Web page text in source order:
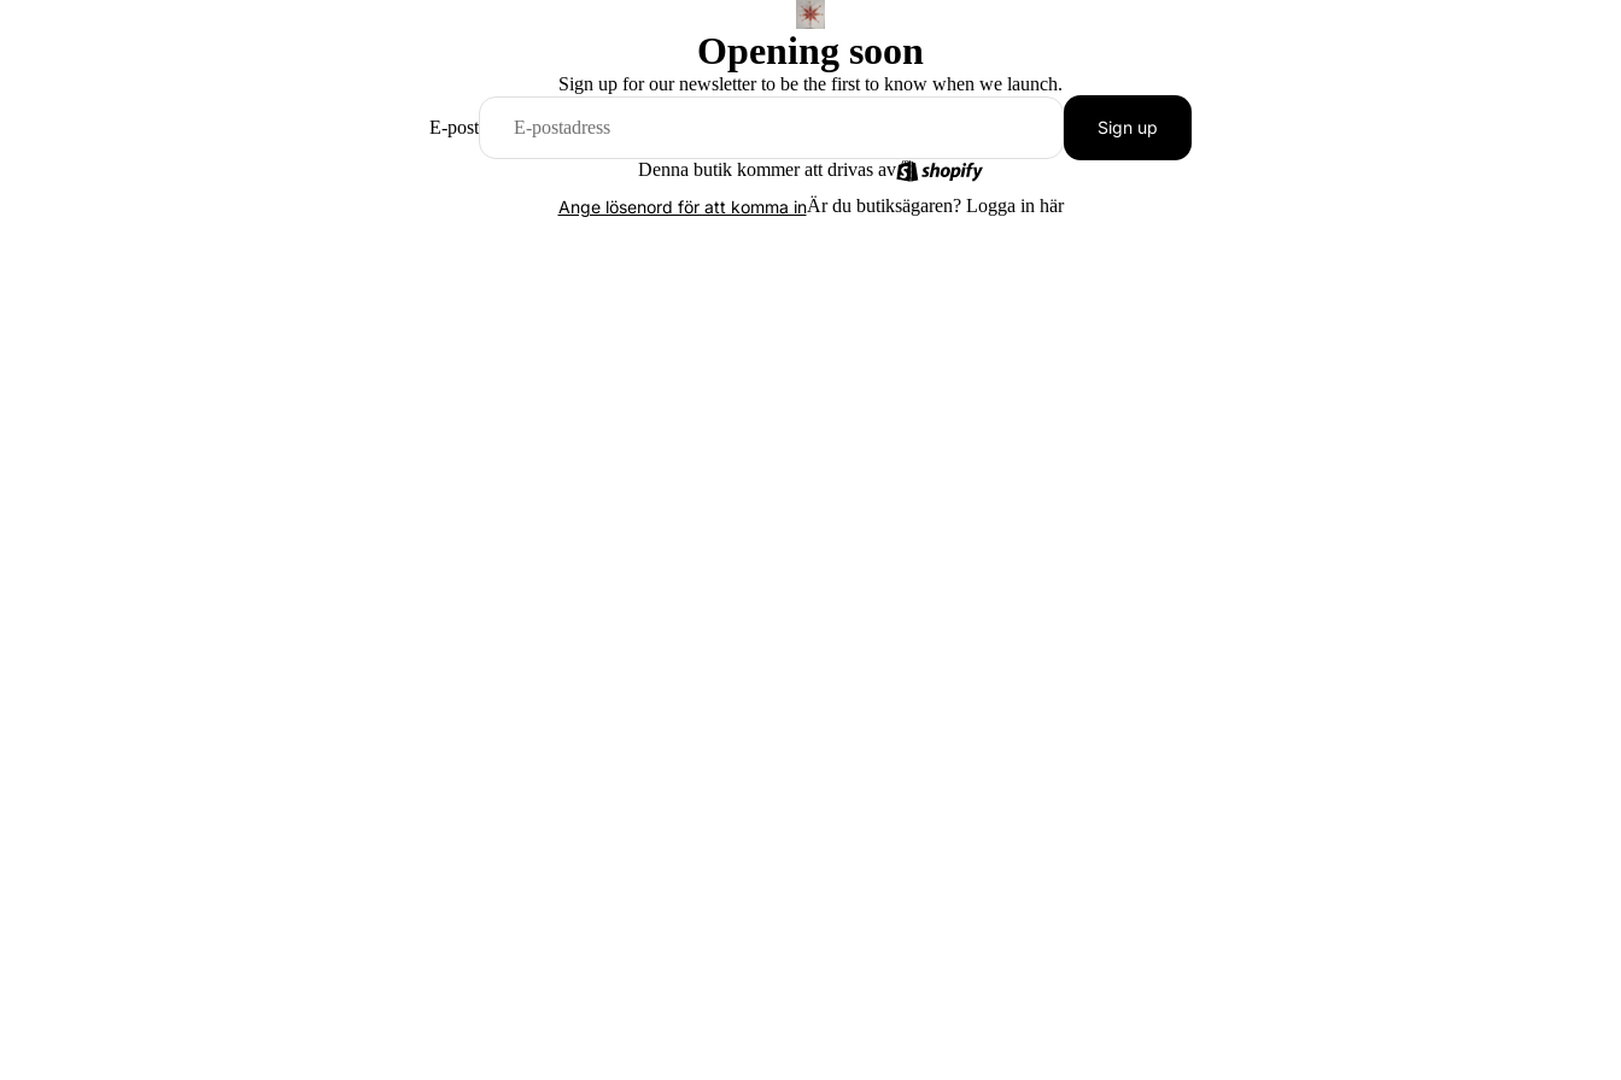
Opening soon
Sign up for our newsletter to be the first to know when we launch.
E-post Sign up
Denna butik kommer att drivas av
Ange lösenord för att komma inÄr du butiksägaren? Logga in här